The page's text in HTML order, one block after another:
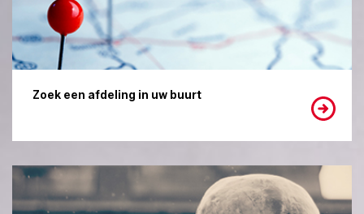
Zoek een afdeling in uw buurt